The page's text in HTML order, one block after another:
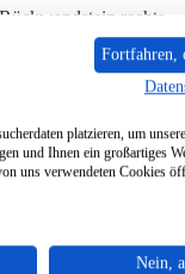
rechts
Fortfahren,
platzieren, um
und Ihnen ein großartiges
uns verwendeten Cookies
Nein,